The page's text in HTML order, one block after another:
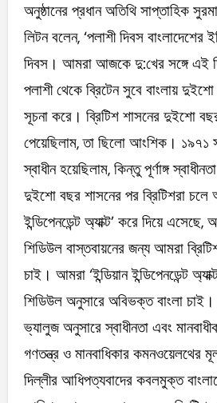
অনুষ্ঠানের প্রধান অতিথি সাপ্তাহিক
লিটন বলেন, ‘পলাশী দিবস
দিবস। আমরা আজকে দু:খের সঙ্গে এই
পলাশী থেকে ব্রিটেন সুবে বাংলায়
সূচনা করে। ব্রিটিশ শাসনের দুইশো
পেয়েছিলাম, তা ছিলো আংশিক।
স্বাধীন হয়েছিলাম, কিন্তু পূর্ণাঙ্গ
দুইশো বছর শাসনের পর ব্রিটিশরা চলে
ইন্ডিপেনডেন্ট অ্যাক্ট’ করে দিয়ে এসেছে,
শিডিউল বাস্তবায়নের জন্য আমরা
চাই। আমরা ‘ইন্ডিয়ান ইন্ডিপেনডেন্ট
শিডিউল অনুসারে অবিভক্ত বাংলা
ভ্যালুজ অনুসারে স্বাধীনতা এবং
গণতন্ত্র ও মানবাধিকার কমনওয়েলথের
দিল্লীর আধিপত্যবাদের কবলমুক্ত